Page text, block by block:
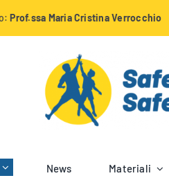
Prof.ssa Maria Cristina Verrocchio
News Materiali